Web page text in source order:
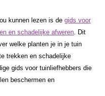
kunnen lezen is degids voor
en schadelijke afweren . Dit
welke planten je in je tuin
trekken en schadelijke
gids voor tuinliefhebbers die
beschermen en